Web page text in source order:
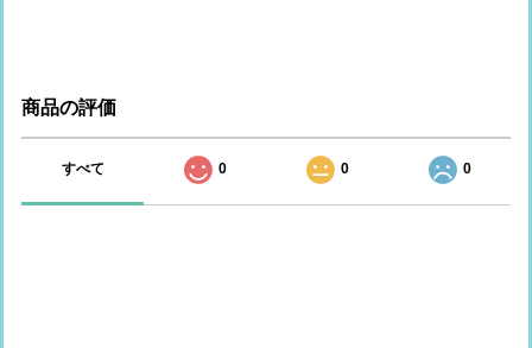
商品の評価
すべて 0 0 0